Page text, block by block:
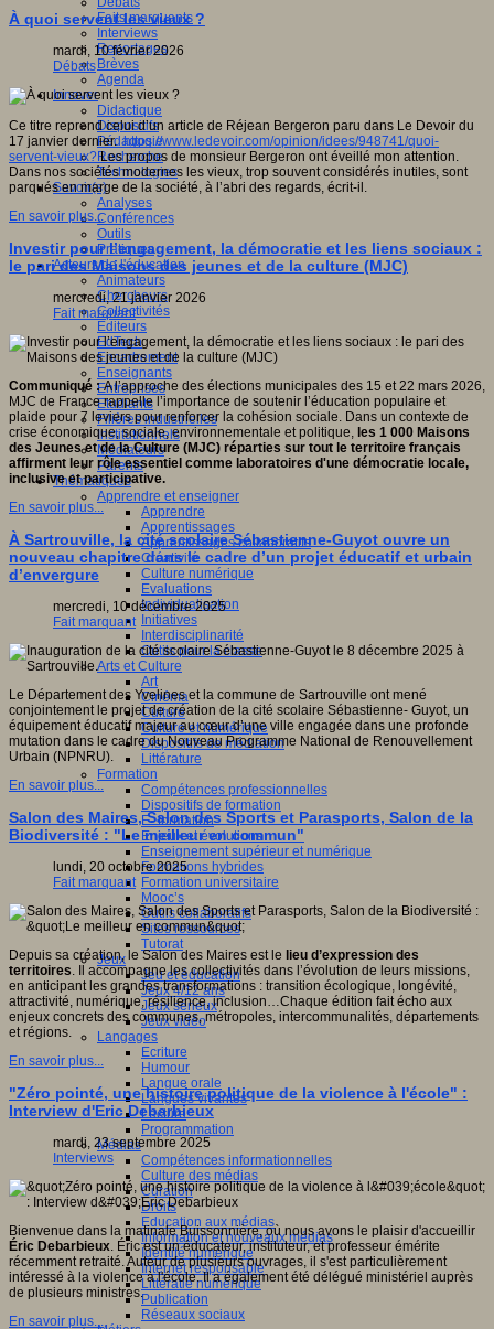
Faits marquants
Interviews
Reportages
Brèves
Agenda
Innover
Didactique
Dispositifs
Pédagogie
Recherche
Technologies
Savoir(s)
Analyses
Conférences
Outils
Pratiques
Acteurs de l'éducation
Animateurs
Chercheurs
Collectivités
Editeurs
EdTech
Encadrement
Enseignants
Entreprises
Etudiants
Filières industrielles
Institutionnels
Médiateurs
Parents
Thématiques
Apprendre et enseigner
Apprendre
Apprentissages
Apprentissages collaboratifs
Créativité
Culture numérique
Evaluations
Individualisation
Initiatives
Interdisciplinarité
Outils pour la classe
Arts et Culture
Art
Cinéma
Culture
Culture et numérique
Dispositifs de médiation
Littérature
Formation
Compétences professionnelles
Dispositifs de formation
E- formation
Enjeux et évolutions
Enseignement supérieur et numérique
Formations hybrides
Formation universitaire
Mooc’s
Outils collaboratifs
Sites ressources
Tutorat
Jeux
Jeu et éducation
Jeux 4/12 ans
Jeux sérieux
Jeux vidéo
Langages
Ecriture
Humour
Langue orale
Langues vivantes
Lecture
Programmation
Médias
Compétences informationnelles
Culture des médias
Curation
Droits
Education aux médias
Information et nouveaux médias
Identité numérique
Internet responsable
Littératie numérique
Publication
Réseaux sociaux
À quoi servent les vieux ?
mardi, 10 février 2026
Débats
Ce titre reprend celui d’un article de Réjean Bergeron paru dans Le Devoir du
17 janvier dernier.https://www.ledevoir.com/opinion/idees/948741/quoi-
servent-vieux?Les propos de monsieur Bergeron ont éveillé mon attention.
Dans nos sociétés modernes les vieux, trop souvent considérés inutiles, sont
parqués en marge de la société, à l’abri des regards, écrit-il.
En savoir plus...
Investir pour l’engagement, la démocratie et les liens sociaux :
le pari des Maisons des jeunes et de la culture (MJC)
mercredi, 21 janvier 2026
Fait marquant
Communiqué :A l’approche des élections municipales des 15 et 22 mars 2026,
MJC de France rappelle l’importance de soutenir l’éducation populaire et
plaide pour 7 leviers pour renforcer la cohésion sociale. Dans un contexte de
crise économique, sociale, environnementale et politique, les 1 000 Maisons
des Jeunes et de la Culture (MJC) réparties sur tout le territoire français
affirment leur rôle essentiel comme laboratoires d'une démocratie locale,
inclusive et participative.
En savoir plus...
À Sartrouville, la cité scolaire Sébastienne-Guyot ouvre un
nouveau chapitre dans le cadre d’un projet éducatif et urbain
d’envergure
mercredi, 10 décembre 2025
Fait marquant
Le Département des Yvelines et la commune de Sartrouville ont mené
conjointement le projet de création de la cité scolaire Sébastienne- Guyot, un
équipement éducatif majeur au cœur d’une ville engagée dans une profonde
mutation dans le cadre du Nouveau Programme National de Renouvellement
Urbain (NPNRU).
En savoir plus...
Salon des Maires, Salon des Sports et Parasports, Salon de la
Biodiversité : "Le meilleur en commun"
lundi, 20 octobre 2025
Fait marquant
Depuis sa création, le Salon des Maires est le lieu d’expression des
territoires. Il accompagne les collectivités dans l’évolution de leurs missions,
en anticipant les grandes transformations : transition écologique, longévité,
attractivité, numérique, résilience, inclusion…Chaque édition fait écho aux
enjeux concrets des communes, métropoles, intercommunalités, départements
et régions.
En savoir plus...
"Zéro pointé, une histoire politique de la violence à l'école" :
Interview d'Eric Debarbieux
mardi, 23 septembre 2025
Interviews
Bienvenue dans la matinale Buissonnière, où nous avons le plaisir d'accueillir
Éric Debarbieux. Éric est un éducateur, instituteur, et professeur émérite
récemment retraité. Auteur de plusieurs ouvrages, il s'est particulièrement
intéressé à la violence à l'école. Il a également été délégué ministériel auprès
de plusieurs ministres.
En savoir plus...